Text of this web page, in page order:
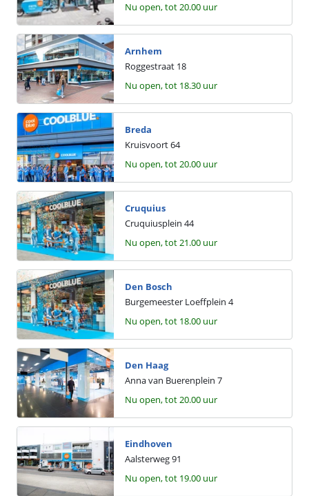
Nu open, tot 20.00 uur
Arnhem
Roggestraat 18
Nu open, tot 18.30 uur
Breda
Kruisvoort64
Nu open, tot 20.00 uur
Cruquius
Cruquiusplein 44
Nu open, tot 21.00 uur
Den Bosch
Burgemeester Loeffplein 4
Nu open, tot 18.00 uur
Den Haag
Anna van Buerenplein 7
Nu open, tot 20.00 uur
Eindhoven
Aalsterweg91
Nu open, tot 19.00 uur